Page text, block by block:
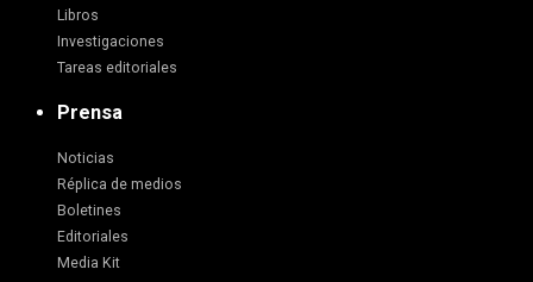
Libros
Investigaciones
Tareas editoriales
Prensa
Noticias
Réplica de medios
Boletines
Editoriales
Media Kit